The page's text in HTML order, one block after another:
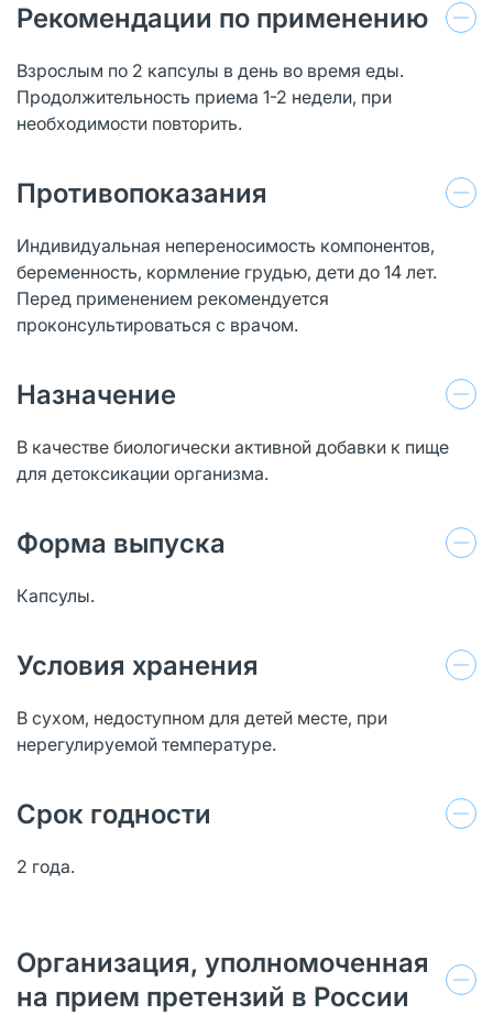
Рекомендации по применению
Взрослым по 2 капсулы в день во время еды.
Продолжительность приема 1-2 недели, при
необходимости повторить.
Противопоказания
Индивидуальная непереносимость компонентов,
беременность, кормление грудью, дети до 14 лет.
Перед применением рекомендуется
проконсультироваться с врачом.
Назначение
В качестве биологически активной добавки к пище
для детоксикации организма.
Форма выпуска
Капсулы.
Условия хранения
В сухом, недоступном для детей месте, при
нерегулируемой температуре.
Срок годности
2 года.
Организация, уполномоченная
на прием претензий в России